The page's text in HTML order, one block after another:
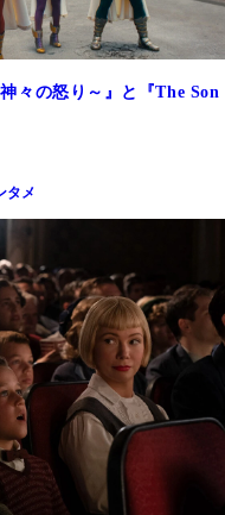
々の怒り～』と『The Son
タメ